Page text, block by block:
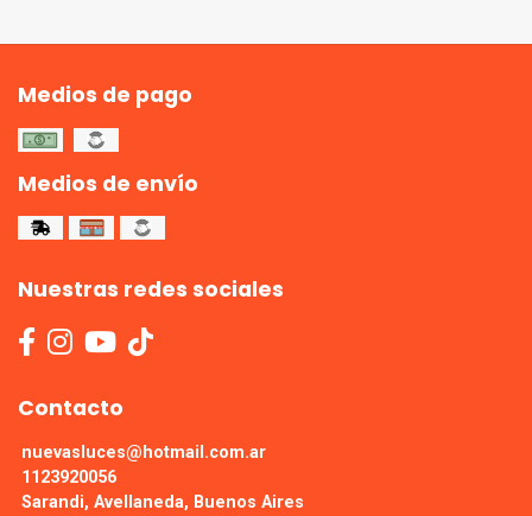
Medios de pago
Medios de envío
Nuestras redes sociales
Contacto
nuevasluces@hotmail.com.ar
1123920056
Sarandi, Avellaneda, Buenos Aires